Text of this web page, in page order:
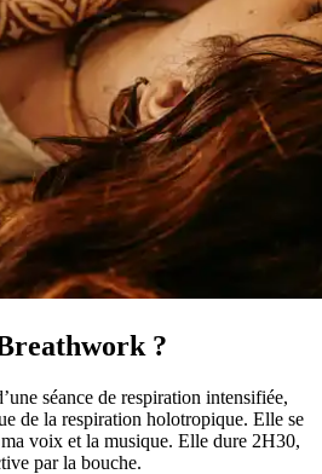
?
séance de respiration intensifiée,
de la respiration holotropique. Elle se
voix et la musique. Elle dure 2H30,
par la bouche.